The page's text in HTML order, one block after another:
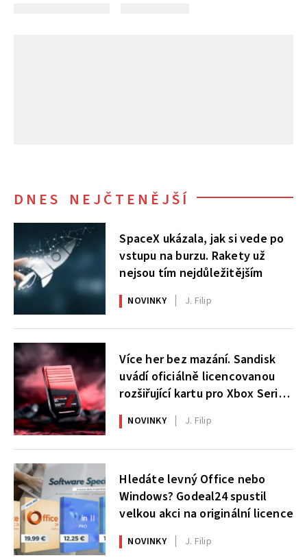
DNES NEJČTENĚJŠÍ
SpaceX ukázala, jak si vede po
vstupu na burzu. Rakety už
nejsou tím nejdůležitějším
NOVINKY J. Filip
Více her bez mazání. Sandisk
uvádí oficiálně licencovanou
rozšiřující kartu pro Xbox Series
X|S
NOVINKY J. Filip
Hledáte levný Office nebo
Windows? Godeal24 spustil
velkou akci na originální licence
NOVINKY J. Filip